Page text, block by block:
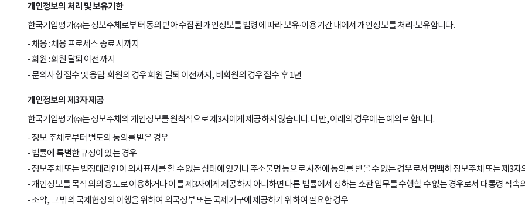
개인정보의 처리 및 보유기한
한국기업평가㈜는 정보주체로부터 동의 받아 수집된 개인정보를 법령에 따라 보유·이용기간 내에서 개인정보를 처리·보유합니다.
채용 : 채용 프로세스 종료 시까지
회원 : 회원 탈퇴 이전까지
문의사항 접수 및 응답: 회원의 경우 회원 탈퇴 이전까지, 비회원의 경우 접수 후 1년
개인정보의 제3자 제공
한국기업평가㈜는 정보주체의 개인정보를 원칙적으로 제3자에게 제공하지 않습니다. 다만, 아래의 경우에는 예외로 합니다.
정보 주체로부터 별도의 동의를 받은 경우
법률에 특별한 규정이 있는 경우
정보주체 또는 법정대리인이 의사표시를 할 수 없는 상태에 있거나 주소불명 등으로 사전에 동의를 받을 수 없는 경우로서 명백히 정보주체 또는 제3
개인정보를 목적 외의 용도로 이용하거나 이를 제3자에게 제공하지 아니하면 다른 법률에서 정하는 소관 업무를 수행할 수 없는 경우로서 대통령 직
조약, 그 밖의 국제협정의 이행을 위하여 외국정부 또는 국제기구에 제공하기 위하여 필요한 경우